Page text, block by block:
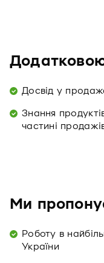
Досвід у
Знання
частині
Ми
Роботу в
України